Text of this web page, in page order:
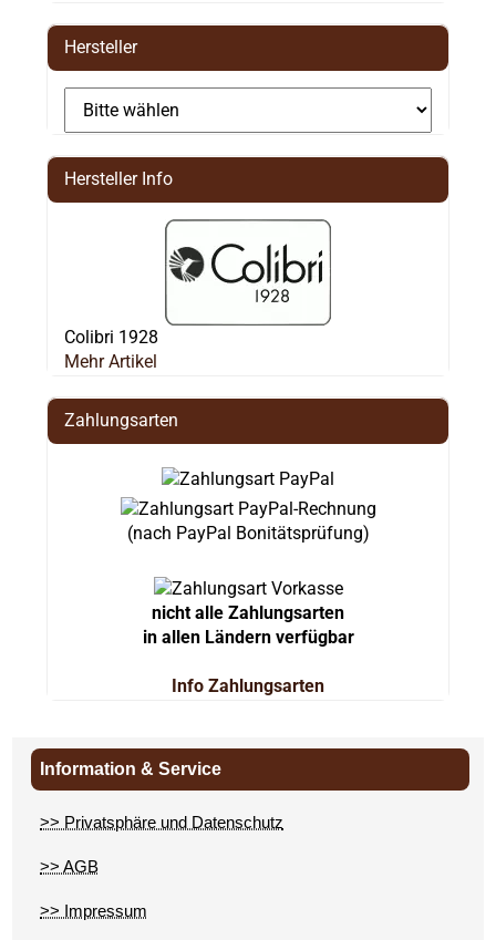
Hersteller
Hersteller Info
Colibri 1928
Mehr Artikel
Zahlungsarten
(nach PayPal Bonitätsprüfung)
nicht alle Zahlungsarten
in allen Ländern verfügbar
Info Zahlungsarten
Information & Service
>> Privatsphäre und Datenschutz
>> AGB
>> Impressum